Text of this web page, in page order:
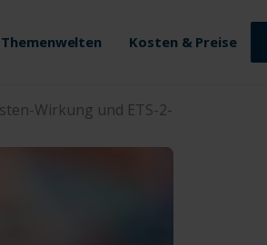
Themenwelten Kosten & Preise
Wirkung und ETS-2-